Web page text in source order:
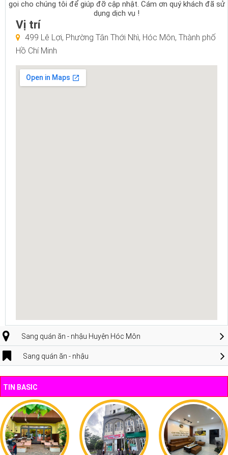
gọi cho chúng tôi để giúp đỡ cập nhật. Cám ơn quý khách đã sử
dụng dịch vụ !
Vị trí
499 Lê Lợi, Phường Tân Thới Nhì, Hóc Môn, Thành phố
Hồ Chí Minh
Sang quán ăn - nhậu Huyện Hóc Môn
Sang quán ăn - nhậu
TIN BASIC